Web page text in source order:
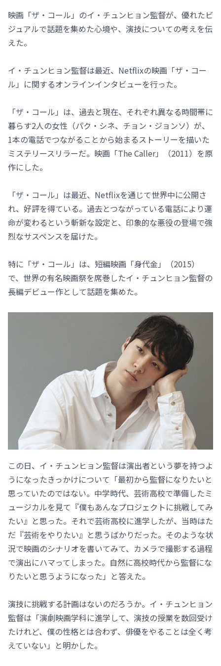
映画「ザ・コール」のイ・チュンヒョン監督が、優れたビ
ジュアルで話題を集めた心境や、演技についての考えを伝
えた。
イ・チュンヒョン監督は最近、Netflixの映画「ザ・コー
ル」に関するオンラインインタビューを行った。
「ザ・コール」は、過去と現在、それぞれ異なる時間帯に
暮らす2人の女性（パク・シネ、チョン・ジョンソ）が、
1本の電話でつながることから始まるストーリーを描いた
ミステリースリラーだ。映画「The Caller」（2011）を原
作にした。
「ザ・コール」は最近、Netflixを通じて世界中に公開さ
れ、好評を得ている。過去とつながっている電話により運
命が変わるという斬新な設定と、印象的な悪役の登場で強
烈なサスペンスを届けた。
特に「ザ・コール」は、短編映画「身代金」（2015）
で、世界の有名映画祭を席巻したイ・チュンヒョン監督の
長編デビュー作として話題を集めた。
この日、イ・チュンヒョン監督は演出者という夢を持つよ
うになったきっかけについて「最初から監督になりたいと
思っていたのではない。中学時代、芸術高校で準備したミ
ュージカルを見て『僕もあんなプロジェクトに挑戦してみ
たい』と思った。それで芸術高校に進学したが、当時はた
だ『芸術をやりたい』と思うばかりだった。そのような状
況で映画のシナリオを書いてみて、カメラで撮影する過程
で演出にハマってしまった。自然に高校時代から監督にな
りたいと思うようになった」と答えた。
演技に挑戦する計画はないのだろうか。イ・チュンヒョン
監督は「演劇映画学科に進学して、演技の授業を数回受け
たけれど、僕の性格とは合わず、俳優をやることは全く考
えていない」と明かした。